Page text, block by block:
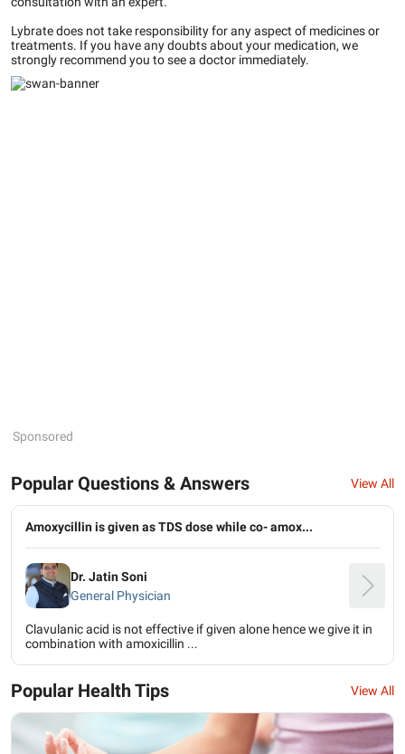
Lybrate does not take responsibility for any aspect of medicines or
treatments. If you have any doubts about your medication, we
strongly recommend you to see a doctor immediately.
Sponsored
Popular Questions & Answers View All
Amoxycillin is given as TDS dose while co- amox...
Dr. Jatin Soni
General Physician
Clavulanic acid is not effective if given alone hence we give it in
combination with amoxicillin ...
Popular Health Tips View All